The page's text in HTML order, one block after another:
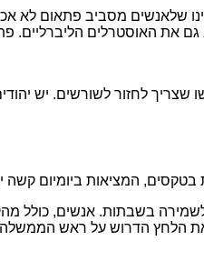
שלאנשים מסביב פתאום לא
האוסטרלים הליברליים.
לחזור לשורשים. יש
המציאות ביומיום קשה
בשבתות. אנשים, כולל
את הלחץ הדרוש על ראש